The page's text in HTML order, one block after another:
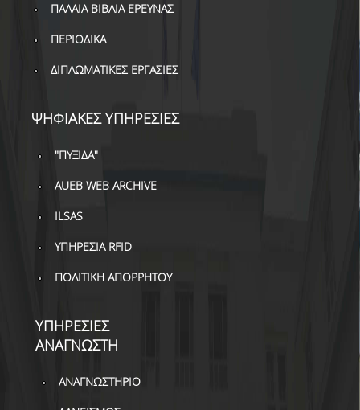
ΠΑΛΑΙΑ ΒΙΒΛΙΑ ΕΡΕΥΝΑΣ
ΠΕΡΙΟΔΙΚΑ
ΔΙΠΛΩΜΑΤΙΚΕΣ ΕΡΓΑΣΙΕΣ
ΨΗΦΙΑΚΕΣ ΥΠΗΡΕΣΙΕΣ
"ΠΥΞΙΔΑ"
AUEB WEB ARCHIVE
ILSAS
ΥΠΗΡΕΣΙΑ RFID
ΠΟΛΙΤΙΚΗ ΑΠΟΡΡΗΤΟΥ
ΥΠΗΡΕΣΙΕΣ
ΑΝΑΓΝΩΣΤΗ
ΑΝΑΓΝΩΣΤΗΡΙΟ